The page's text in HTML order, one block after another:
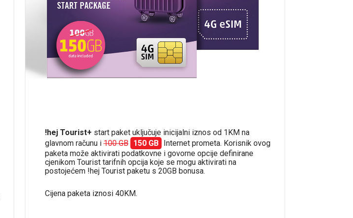
!hej Tourist+ start paket uključuje inicijalni iznos od 1KM na
glavnom računu i 100 GB 150 GB Internet prometa. Korisnik ovog
paketa može aktivirati podatkovne i govorne opcije definirane
cjenikom Tourist tarifnih opcija koje se mogu aktivirati na
postojećem !hej Tourist paketu s 20GB bonusa.
Cijena paketa iznosi 40KM.